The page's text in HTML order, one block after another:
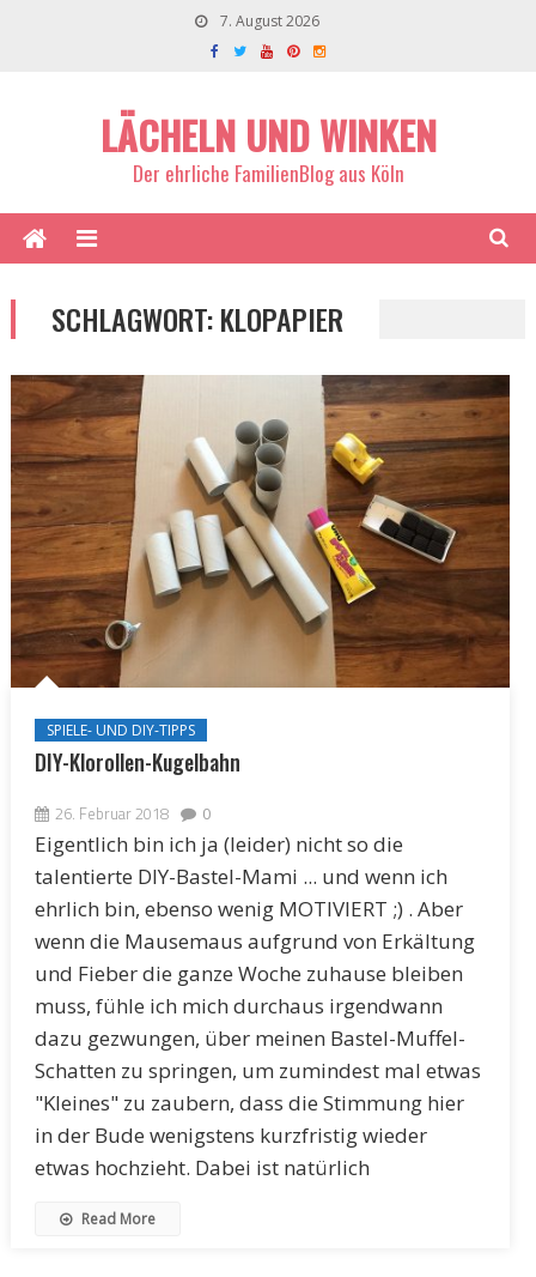
7. August 2026
LÄCHELN UND WINKEN
Der ehrliche FamilienBlog aus Köln
SCHLAGWORT:KLOPAPIER
SPIELE- UND DIY-TIPPS
DIY-Klorollen-Kugelbahn
26. Februar 2018 0
Eigentlich bin ich ja (leider) nicht so die
talentierte DIY-Bastel-Mami ... und wenn ich
ehrlich bin, ebenso wenig MOTIVIERT ;) . Aber
wenn die Mausemaus aufgrund von Erkältung
und Fieber die ganze Woche zuhause bleiben
muss, fühle ich mich durchaus irgendwann
dazu gezwungen, über meinen Bastel-Muffel-
Schatten zu springen, um zumindest mal etwas
"Kleines" zu zaubern, dass die Stimmung hier
in der Bude wenigstens kurzfristig wieder
etwas hochzieht. Dabei ist natürlich
Read More